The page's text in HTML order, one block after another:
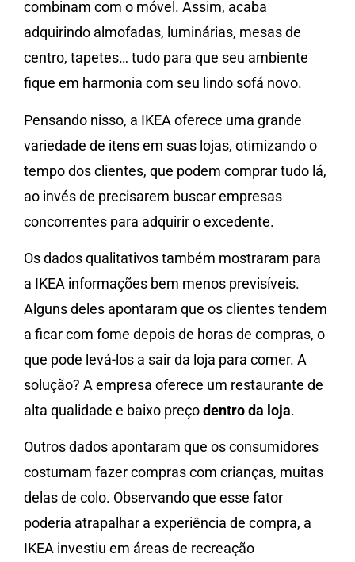
combinam com o móvel. Assim, acaba
adquirindo almofadas, luminárias, mesas de
centro, tapetes… tudo para que seu ambiente
fique em harmonia com seu lindo sofá novo.
Pensando nisso, a IKEA oferece uma grande
variedade de itens em suas lojas, otimizando o
tempo dos clientes, que podem comprar tudo lá,
ao invés de precisarem buscar empresas
concorrentes para adquirir o excedente.
Os dados qualitativos também mostraram para
a IKEA informações bem menos previsíveis.
Alguns deles apontaram que os clientes tendem
a ficar com fome depois de horas de compras, o
que pode levá-los a sair da loja para comer. A
solução? A empresa oferece um restaurante de
alta qualidade e baixo preçodentro da loja.
Outros dados apontaram que os consumidores
costumam fazer compras com crianças, muitas
delas de colo. Observando que esse fator
poderia atrapalhar a experiência de compra, a
IKEA investiu em áreas de recreação